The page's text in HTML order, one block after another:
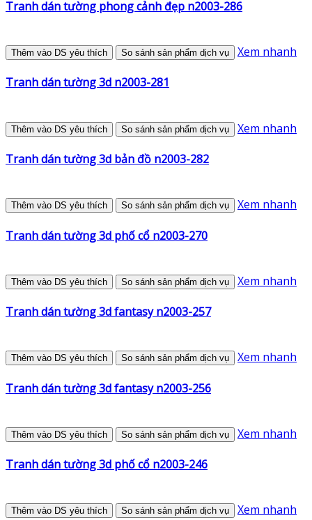
Tranh dán tường phong cảnh đẹp n2003-286
Thêm vào DS yêu thích So sánh sản phẩm dịch vụ Xem nhanh
Tranh dán tường 3d n2003-281
Thêm vào DS yêu thích So sánh sản phẩm dịch vụ Xem nhanh
Tranh dán tường 3d bản đồ n2003-282
Thêm vào DS yêu thích So sánh sản phẩm dịch vụ Xem nhanh
Tranh dán tường 3d phố cổ n2003-270
Thêm vào DS yêu thích So sánh sản phẩm dịch vụ Xem nhanh
Tranh dán tường 3d fantasy n2003-257
Thêm vào DS yêu thích So sánh sản phẩm dịch vụ Xem nhanh
Tranh dán tường 3d fantasy n2003-256
Thêm vào DS yêu thích So sánh sản phẩm dịch vụ Xem nhanh
Tranh dán tường 3d phố cổ n2003-246
Thêm vào DS yêu thích So sánh sản phẩm dịch vụ Xem nhanh